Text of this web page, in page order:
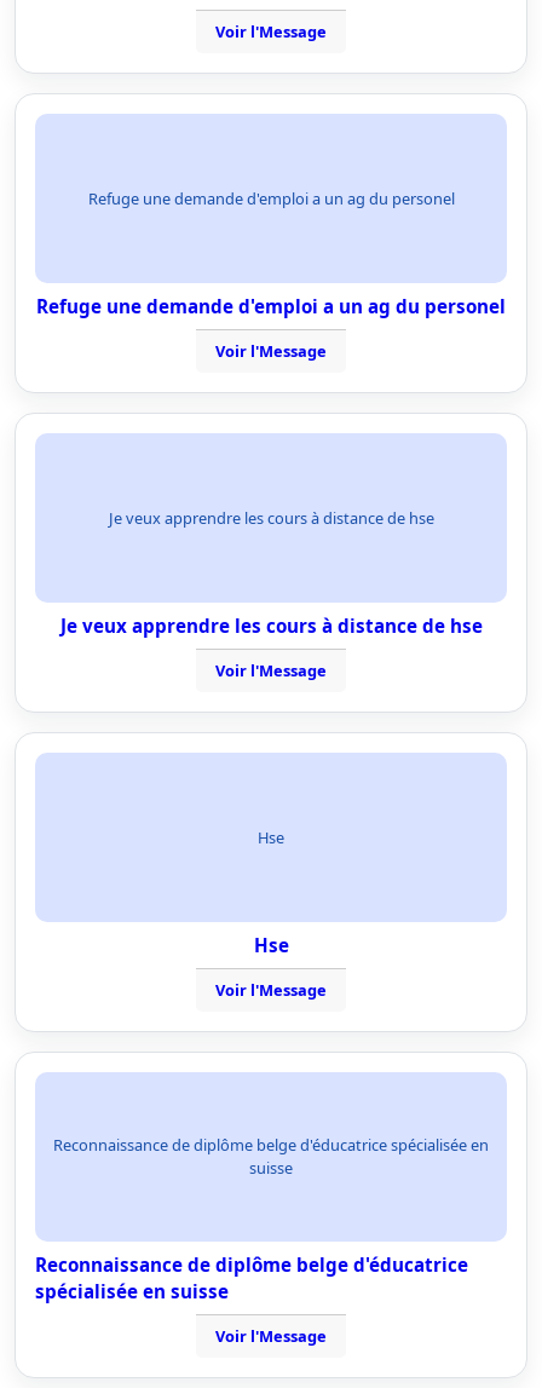
Voir l'Message
Refuge une demande d'emploi a un ag du personel
Refuge une demande d'emploi a un ag du personel
Voir l'Message
Je veux apprendre les cours à distance de hse
Je veux apprendre les cours à distance de hse
Voir l'Message
Hse
Hse
Voir l'Message
Reconnaissance de diplôme belge d'éducatrice spécialisée en
suisse
Reconnaissance de diplôme belge d'éducatrice
spécialisée en suisse
Voir l'Message